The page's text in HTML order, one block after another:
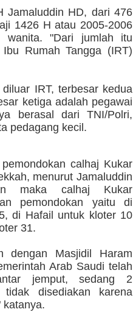
Jamaluddin HD, dari 476
1426 H atau 2005-2006
wanita. "Dari jumlah itu
Rumah Tangga (IRT)
IRT, terbesar kedua
ketiga adalah pegawai
berasal dari TNI/Polri,
pedagang kecil.
calhaj Kukar
menurut Jamaluddin
maka calhaj Kukar
pemondokan yaitu di
di Hafail untuk kloter 10
31.
dengan Masjidil Haram
Arab Saudi telah
jemput, sedang 2
tidak disediakan karena
katanya.